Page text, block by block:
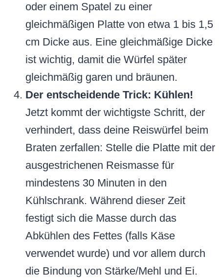
oder einem Spatel zu einer
gleichmäßigen Platte von etwa 1 bis 1,5
cm Dicke aus. Eine gleichmäßige Dicke
ist wichtig, damit die Würfel später
gleichmäßig garen und bräunen.
Der entscheidende Trick: Kühlen!
Jetzt kommt der wichtigste Schritt, der
verhindert, dass deine Reiswürfel beim
Braten zerfallen: Stelle die Platte mit der
ausgestrichenen Reismasse für
mindestens 30 Minuten in den
Kühlschrank. Während dieser Zeit
festigt sich die Masse durch das
Abkühlen des Fettes (falls Käse
verwendet wurde) und vor allem durch
die Bindung von Stärke/Mehl und Ei.